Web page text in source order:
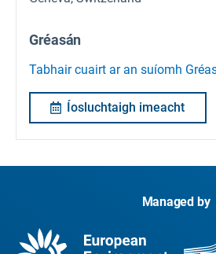
Gréasán
Tabhair cuairt ar an suíomh
Íosluchtaigh imeacht
Managed by